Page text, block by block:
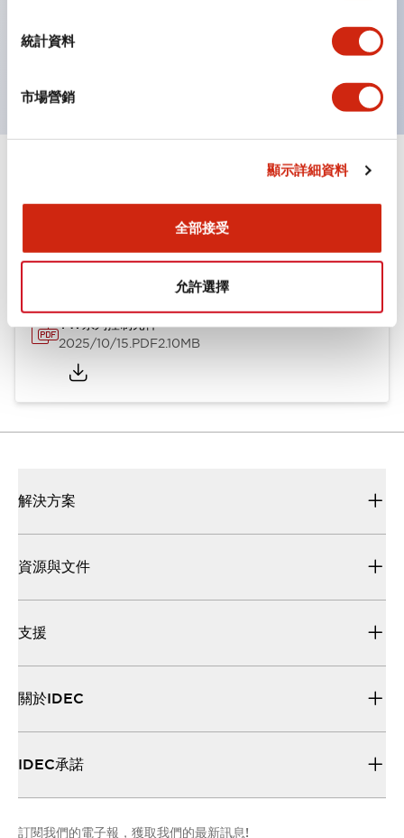
統計資料
市場營銷
顯示詳細資料
全部接受
允許選擇
線引起的反光。
型錄和宣傳手冊
YW系列控制元件
2025/10/15.PDF2.10MB
解決方案
資源與文件
支援
關於IDEC
IDEC承諾
訂閱我們的電子報，獲取我們的最新訊息!